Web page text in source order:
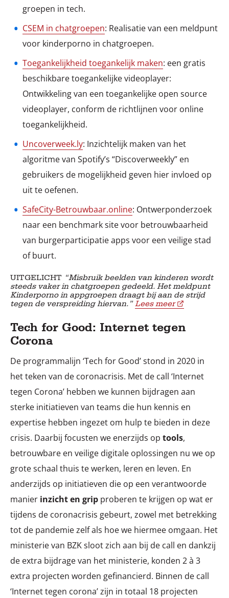
groepen in tech.
CSEM in chatgroepen: Realisatie van een meldpunt
voor kinderporno in chatgroepen.
Toegankelijkheid toegankelijk maken: een gratis
beschikbare toegankelijke videoplayer:
Ontwikkeling van een toegankelijke open source
videoplayer, conform de richtlijnen voor online
toegankelijkheid.
Uncoverweek.ly: Inzichtelijk maken van het
algoritme van Spotify’s “Discoverweekly” en
gebruikers de mogelijkheid geven hier invloed op
uit te oefenen.
SafeCity-Betrouwbaar.online: Ontwerponderzoek
naar een benchmark site voor betrouwbaarheid
van burgerparticipatie apps voor een veilige stad
of buurt.
UITGELICHT “Misbruik beelden van kinderen wordt
steeds vaker in chatgroepen gedeeld. Het meldpunt
Kinderporno in appgroepen draagt bij aan de strijd
tegen de verspreiding hiervan.”Lees meer
Tech for Good: Internet tegen
Corona
De programmalijn ‘Tech for Good’ stond in 2020 in
het teken van de coronacrisis. Met de call ‘Internet
tegen Corona’ hebben we kunnen bijdragen aan
sterke initiatieven van teams die hun kennis en
expertise hebben ingezet om hulp te bieden in deze
crisis. Daarbij focusten we enerzijds op tools,
betrouwbare en veilige digitale oplossingen nu we op
grote schaal thuis te werken, leren en leven. En
anderzijds op initiatieven die op een verantwoorde
manier inzicht en grip proberen te krijgen op wat er
tijdens de coronacrisis gebeurt, zowel met betrekking
tot de pandemie zelf als hoe we hiermee omgaan. Het
ministerie van BZK sloot zich aan bij de call en dankzij
de extra bijdrage van het ministerie, konden 2 à 3
extra projecten worden gefinancierd. Binnen de call
‘Internet tegen corona’ zijn in totaal 18 projecten